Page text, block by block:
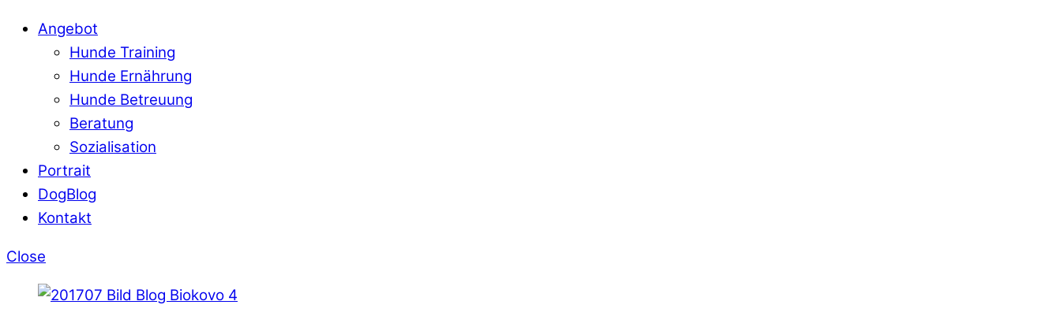
Angebot
Hunde Training
Hunde Ernährung
Hunde Betreuung
Beratung
Sozialisation
Portrait
DogBlog
Kontakt
Close